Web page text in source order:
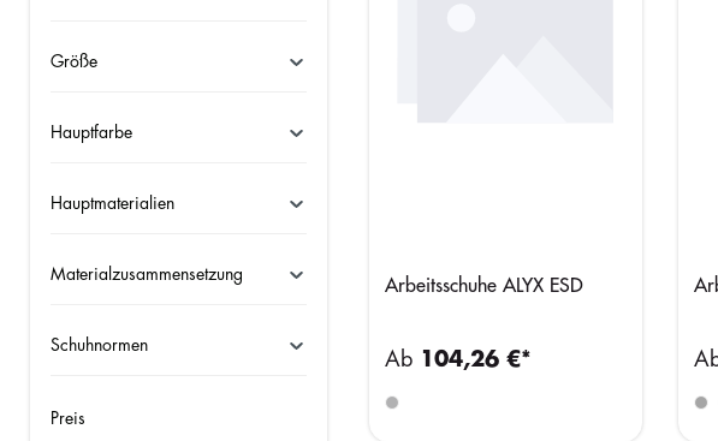
Größe
Hauptfarbe
Hauptmaterialien
Materialzusammensetzung
Schuhnormen
Preis
Arbeitsschuhe ALYX ESD
Ab 104,26 €*